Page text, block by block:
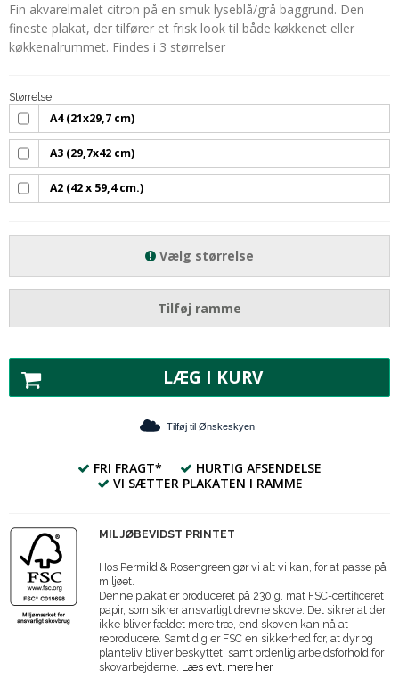
Fin akvarelmalet citron på en smuk lyseblå/grå baggrund. Den
fineste plakat, der tilfører et frisk look til både køkkenet eller
køkkenalrummet. Findes i 3 størrelser
Størrelse:
A4 (21x29,7 cm)
A3 (29,7x42 cm)
A2 (42 x 59,4 cm.)
Vælg størrelse
Tilføj ramme
LÆG I KURV
Tilføj til Ønskeskyen
FRI FRAGT*
HURTIG AFSENDELSE
VI SÆTTER PLAKATEN I RAMME
MILJØBEVIDST PRINTET
Hos Permild & Rosengreen gør vi alt vi kan, for at passe på
miljøet.
Denne plakat er produceret på 230 g. mat FSC-certificeret
papir, som sikrer ansvarligt drevne skove. Det sikrer at der
ikke bliver fældet mere træ, end skoven kan nå at
reproducere. Samtidig er FSC en sikkerhed for, at dyr og
planteliv bliver beskyttet, samt ordenlig arbejdsforhold for
skovarbejderne. Læs evt. mere her.